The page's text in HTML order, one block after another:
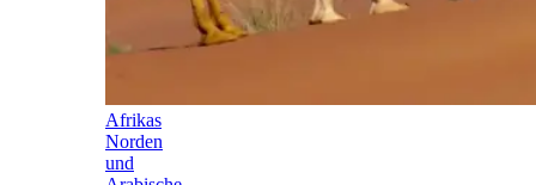
Afrikas
Norden
und